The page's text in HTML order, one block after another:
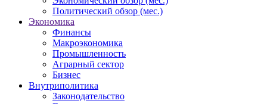
Политический обзор (мес.)
Экономика
Финансы
Макроэкономика
Промышленность
Аграрный сектор
Бизнес
Внутриполитика
Законодательство